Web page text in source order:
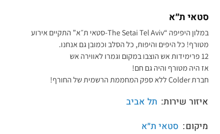
סטאי ת״א
במלון היפיפה “The Setai Tel Aviv-סטאי ת״א” התקיים אירוע
מטורף! כל היפים והיפות, כל הסלב וכמובן גם אנחנו.
12 פרימידות אש הוצבו במקום וגמרו לאווירה אש
אז היה מטורף והיה גם חם!
חברת Colder ללא ספק המחממת הרשמית של החורף!
איזור שירות: תל אביב
מיקום: סטאי ת״א